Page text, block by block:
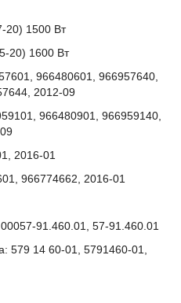
20) 1500 Вт
20) 1600 Вт
966480601, 966957640,
2012-09
966480901, 966959140,
2016-01
966774662, 2016-01
91.460.01, 57-91.460.01
579 14 60-01, 5791460-01,